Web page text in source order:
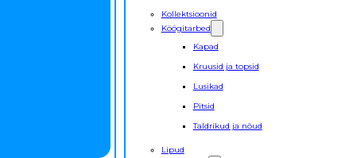
Kollektsioonid
Köögitarbed
Kapad
Kruusid ja topsid
Lusikad
Pitsid
Taldrikud ja nõud
Lipud